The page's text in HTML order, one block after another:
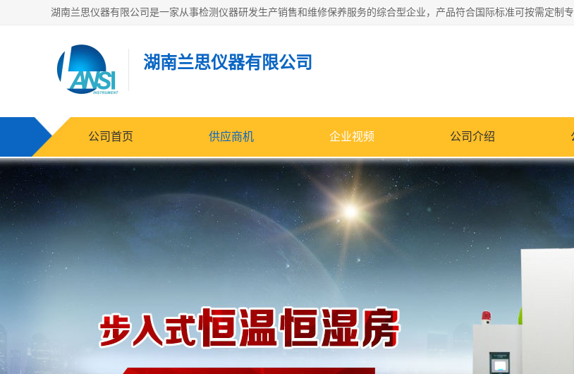
湖南兰思仪器有限公司
公司首页 供应商机 企业视频 公司介绍